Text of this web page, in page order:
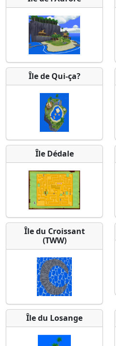
Île de Qui-ça?
Île Dédale
Île du Croissant
(TWW)
Île du Losange